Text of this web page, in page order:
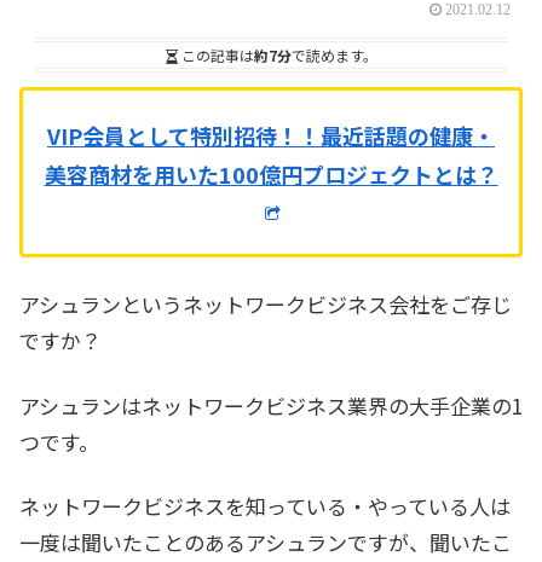
2021.02.12
この記事は約7分で読めます。
VIP会員として特別招待！！ 最近話題の健康・
美容商材を用いた100億円プロジェクトとは？
アシュランというネットワークビジネス会社をご存じ
ですか？
アシュランはネットワークビジネス業界の大手企業の1
つです。
ネットワークビジネスを知っている・やっている人は
一度は聞いたことのあるアシュランですが、聞いたこ